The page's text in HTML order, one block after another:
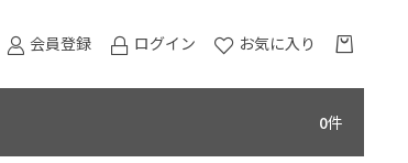
会員登録 ログイン お気に入り
0件